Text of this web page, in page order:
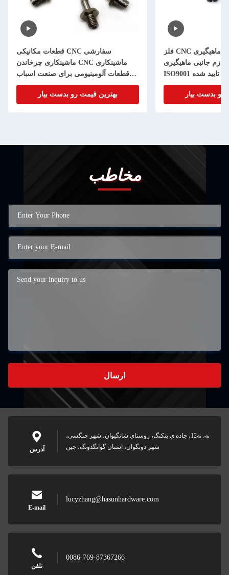
قطعات مکانیکی CNC سفارشی
ماشینکاری چرخاندن CNC ماشینکاری
قطعات آلومینیومی برای صنعت اسباب
بازی
بهترین قیمت رو بدست بیار
فلز CNC چرخاندن ماشین آلات ماهیگیری
جانبی ماهیگیری
ISO9001 تایید شده
رو بدست بیار
مخاطب
ارسال
آدرس
نه، نه12، جاده ی ینکنگ، روستای شانگیوان، شهر چنگسی،
شهر دونگوان، استان گوانگدونگ، چین
E-mail
lucyzhang@hasunhardware.com
تلفن
0086-769-87367266